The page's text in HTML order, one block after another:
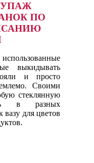
ПО
выкидывать
и просто
Своими
стеклянную
в разных
вазу для цветов